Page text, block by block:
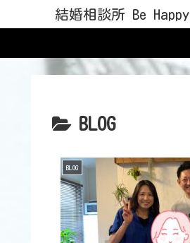
結婚相談所 Be Happy
BLOG
BLOG